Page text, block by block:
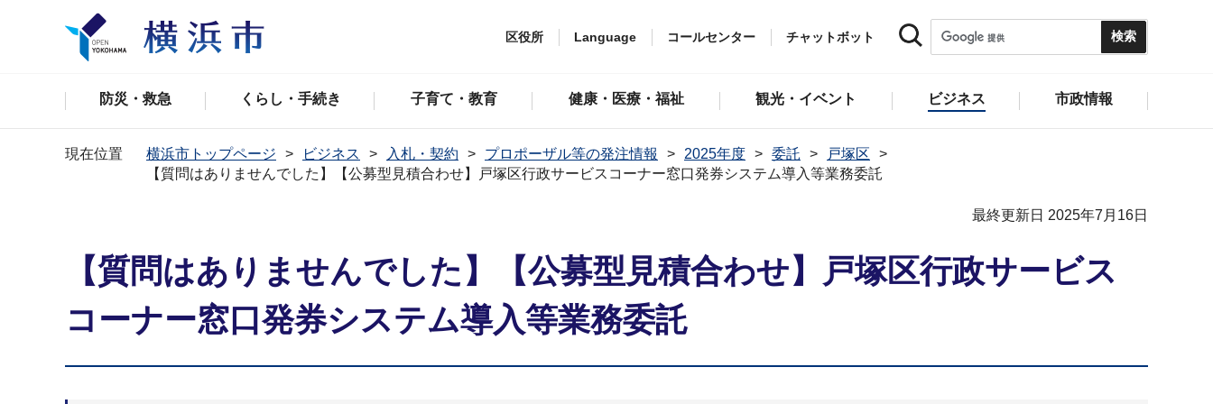
区役所 Language コールセンター チャットボット
防災・救急 くらし・手続き 子育て・教育 健康・医療・福祉 観光・イベント ビジネス 市政情報
現在位置 横浜市トップページ ビジネス 入札・契約 プロポーザル等の発注情報 2025年度 委託
戸塚区
【質問はありませんでした】【公募型見積合わせ】戸塚区行政サービスコーナー窓口発券システム導入等業務委託
最終更新日 2025年7月16日
【質問はありませんでした】【公募型見積合わせ】戸塚区行政サービス
コーナー窓口発券システム導入等業務委託